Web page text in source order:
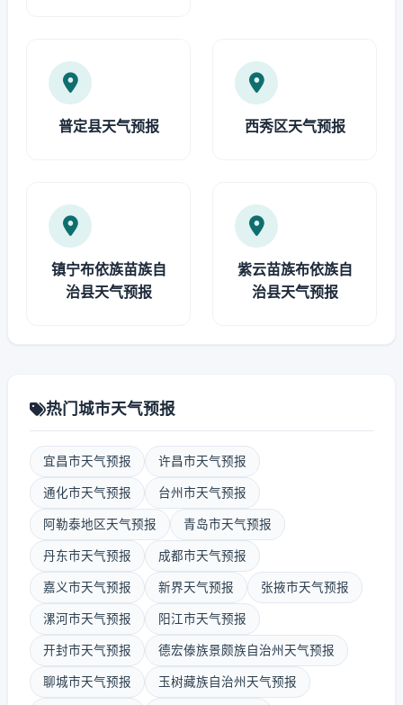
普定县天气预报 西秀区天气预报
镇宁布依族苗族自
治县天气预报
紫云苗族布依族自
治县天气预报
热门城市天气预报
宜昌市天气预报 许昌市天气预报
通化市天气预报 台州市天气预报
阿勒泰地区天气预报 青岛市天气预报
丹东市天气预报 成都市天气预报
嘉义市天气预报 新界天气预报 张掖市天气预报
漯河市天气预报 阳江市天气预报
开封市天气预报 德宏傣族景颇族自治州天气预报
聊城市天气预报 玉树藏族自治州天气预报